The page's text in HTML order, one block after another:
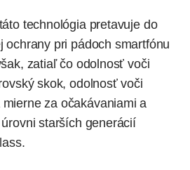
technológia pretavuje do
ochrany pri pádoch smartfónu
zatiaľ čo odolnosť voči
skok, odolnosť voči
za očakávaniami a
starších generácií